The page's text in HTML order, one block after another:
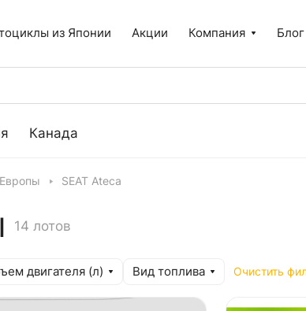
из Японии Акции Компания Блог
Канада
SEAT Ateca
14 лотов
двигателя (л) Вид топлива Очистить